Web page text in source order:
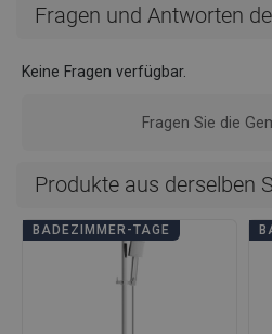
Fragen und Antworten
Keine Fragen verfügbar.
Fragen Sie die
Produkte aus derselben
BADEZIMMER-TAGE